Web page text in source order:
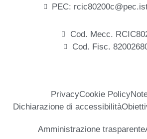
PEC:
Cod. Mecc.
Cod. Fisc.
PrivacyCookie Policy
Dichiarazione di accessibilità
Amministrazione trasparente